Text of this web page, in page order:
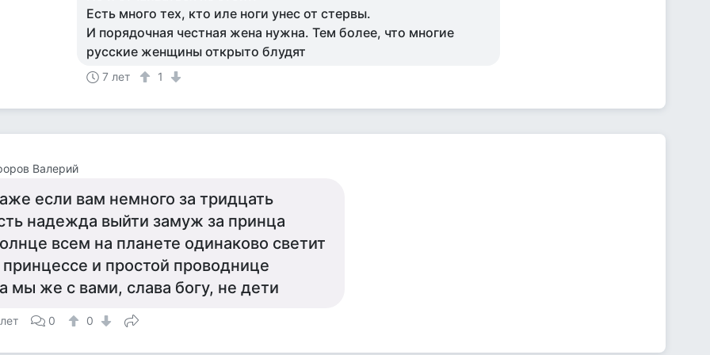
Есть много тех, кто иле ноги унес от стервы.
И порядочная честная жена нужна. Тем более, что многие
русские женщины открыто блудят
7 лет 1
Валерий
если вам немного за тридцать
надежда выйти замуж за принца
всем на планете одинаково светит
и простой проводнице
мы же с вами, слава богу, не дети
0 0